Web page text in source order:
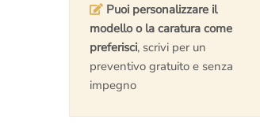
Puoi personalizzare il
modello o la caratura come
preferisci, scrivi per un
preventivo gratuito e senza
impegno